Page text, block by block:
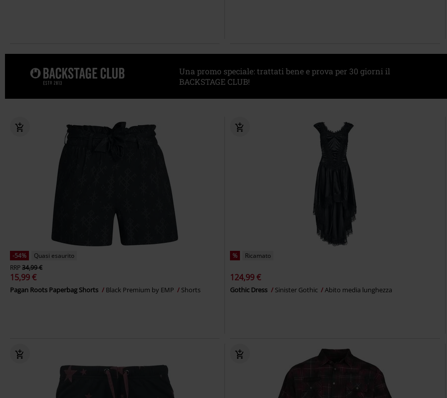
Una promo speciale: trattati bene e prova per 30 giorni il
BACKSTAGE CLUB!
-54%
Quasi esaurito
RRP34,99 €
15,99 €
Pagan Roots Paperbag Shorts Black Premium by EMP Shorts
% Ricamato
124,99 €
Gothic Dress Sinister Gothic Abito media lunghezza